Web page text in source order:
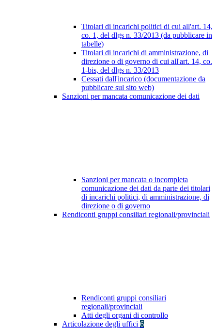
Titolari di incarichi politici di cui all'art. 14,
co. 1, del dlgs n. 33/2013 (da pubblicare in
tabelle)
Titolari di incarichi di amministrazione, di
direzione o di governo di cui all'art. 14, co.
1-bis, del dlgs n. 33/2013
Cessati dall'incarico (documentazione da
pubblicare sul sito web)
Sanzioni per mancata comunicazione dei dati
Sanzioni per mancata o incompleta
comunicazione dei dati da parte dei titolari
di incarichi politici, di amministrazione, di
direzione o di governo
Rendiconti gruppi consiliari regionali/provinciali
Rendiconti gruppi consiliari
regionali/provinciali
Atti degli organi di controllo
Articolazione degli uffici 6